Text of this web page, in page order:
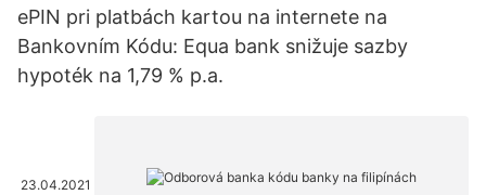
ePIN pri platbách kartou na internete na
Bankovním Kódu: Equa bank snižuje sazby
hypoték na 1,79 % p.a.
23.04.2021